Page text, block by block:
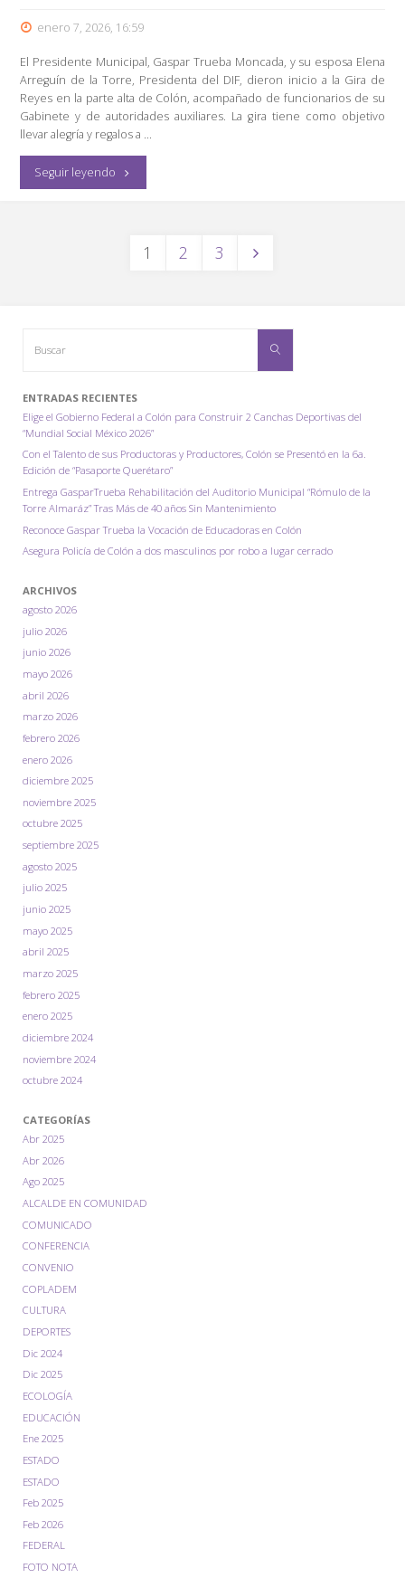
Patrimonio
Cultural"
enero 7, 2026, 16:59
El Presidente Municipal, Gaspar Trueba Moncada, y su esposa Elena
Arreguín de la Torre, Presidenta del DIF, dieron inicio a la Gira de
Reyes en la parte alta de Colón, acompañado de funcionarios de su
Gabinete y de autoridades auxiliares. La gira tiene como objetivo
llevar alegría y regalos a …
Seguir leyendo"Inicia
en
la
Parte
Alta
PAGINACIÓN
1 2 3
Buscar
ENTRADAS RECIENTES
Elige el Gobierno Federal a Colón para Construir 2 Canchas Deportivas del
“Mundial Social México 2026”
Con el Talento de sus Productoras y Productores, Colón se Presentó en la 6a.
Edición de “Pasaporte Querétaro”
Entrega GasparTrueba Rehabilitación del Auditorio Municipal “Rómulo de la
Torre Almaráz” Tras Más de 40 años Sin Mantenimiento
Reconoce Gaspar Trueba la Vocación de Educadoras en Colón
Asegura Policía de Colón a dos masculinos por robo a lugar cerrado
ARCHIVOS
agosto 2026
julio 2026
junio 2026
mayo 2026
abril 2026
marzo 2026
febrero 2026
enero 2026
diciembre 2025
noviembre 2025
octubre 2025
septiembre 2025
agosto 2025
julio 2025
junio 2025
mayo 2025
abril 2025
marzo 2025
febrero 2025
enero 2025
diciembre 2024
noviembre 2024
octubre 2024
CATEGORÍAS
Abr 2025
Abr 2026
Ago 2025
ALCALDE EN COMUNIDAD
COMUNICADO
CONFERENCIA
CONVENIO
COPLADEM
CULTURA
DEPORTES
Dic 2024
Dic 2025
ECOLOGÍA
EDUCACIÓN
Ene 2025
ESTADO
ESTADO
Feb 2025
Feb 2026
FEDERAL
FOTO NOTA